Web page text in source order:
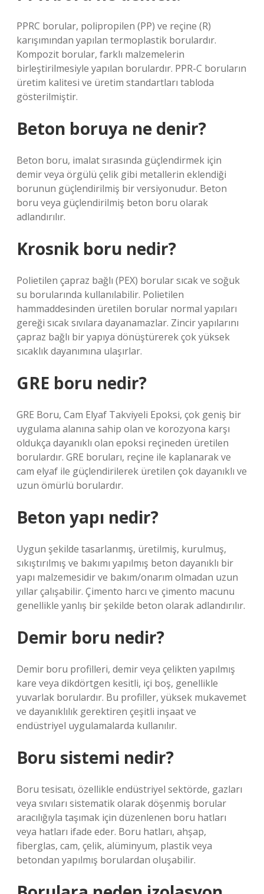
PPRC borular, polipropilen (PP) ve reçine (R)
karışımından yapılan termoplastik borulardır.
Kompozit borular, farklı malzemelerin
birleştirilmesiyle yapılan borulardır. PPR-C boruların
üretim kalitesi ve üretim standartları tabloda
gösterilmiştir.
Beton boruya ne denir?
Beton boru, imalat sırasında güçlendirmek için
demir veya örgülü çelik gibi metallerin eklendiği
borunun güçlendirilmiş bir versiyonudur. Beton
boru veya güçlendirilmiş beton boru olarak
adlandırılır.
Krosnik boru nedir?
Polietilen çapraz bağlı (PEX) borular sıcak ve soğuk
su borularında kullanılabilir. Polietilen
hammaddesinden üretilen borular normal yapıları
gereği sıcak sıvılara dayanamazlar. Zincir yapılarını
çapraz bağlı bir yapıya dönüştürerek çok yüksek
sıcaklık dayanımına ulaşırlar.
GRE boru nedir?
GRE Boru, Cam Elyaf Takviyeli Epoksi, çok geniş bir
uygulama alanına sahip olan ve korozyona karşı
oldukça dayanıklı olan epoksi reçineden üretilen
borulardır. GRE boruları, reçine ile kaplanarak ve
cam elyaf ile güçlendirilerek üretilen çok dayanıklı ve
uzun ömürlü borulardır.
Beton yapı nedir?
Uygun şekilde tasarlanmış, üretilmiş, kurulmuş,
sıkıştırılmış ve bakımı yapılmış beton dayanıklı bir
yapı malzemesidir ve bakım/onarım olmadan uzun
yıllar çalışabilir. Çimento harcı ve çimento macunu
genellikle yanlış bir şekilde beton olarak adlandırılır.
Demir boru nedir?
Demir boru profilleri, demir veya çelikten yapılmış
kare veya dikdörtgen kesitli, içi boş, genellikle
yuvarlak borulardır. Bu profiller, yüksek mukavemet
ve dayanıklılık gerektiren çeşitli inşaat ve
endüstriyel uygulamalarda kullanılır.
Boru sistemi nedir?
Boru tesisatı, özellikle endüstriyel sektörde, gazları
veya sıvıları sistematik olarak döşenmiş borular
aracılığıyla taşımak için düzenlenen boru hatları
veya hatları ifade eder. Boru hatları, ahşap,
fiberglas, cam, çelik, alüminyum, plastik veya
betondan yapılmış borulardan oluşabilir.